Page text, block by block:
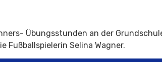
Übungsstunden an der
Fußballspielerin Selina Wagner.